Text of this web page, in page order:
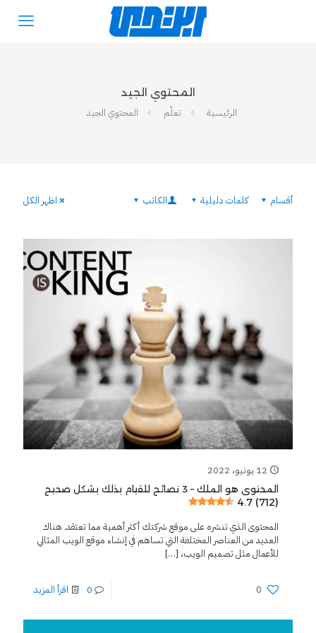
المحتوي الجيد
الرئيسية
تعلّم المحتوي الجيد
أقسام كلمات دليلية الكاتب اظهر الكل
12 يونيو، 2022
المحتوى هو الملك – 3 نصائح للقيام بذلك بشكل صحيح
4.7 (712)
المحتوى الذي تنشره على موقع شركتك أكثر أهمية مما تعتقد. هناك
العديد من العناصر المختلفة التي تساهم في إنشاء موقع الويب المثالي
للأعمال مثل تصميم الويب، […]
0
0 اقرأ المزيد